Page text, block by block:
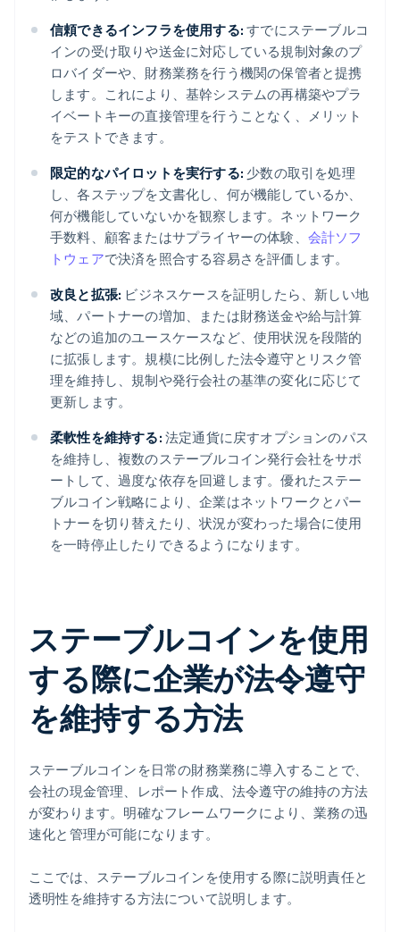
信頼できるインフラを使用する: すでにステーブルコ
インの受け取りや送金に対応している規制対象のプ
ロバイダーや、財務業務を行う機関の保管者と提携
します。これにより、基幹システムの再構築やプラ
イベートキーの直接管理を行うことなく、メリット
をテストできます。
限定的なパイロットを実行する: 少数の取引を処理
し、各ステップを文書化し、何が機能しているか、
何が機能していないかを観察します。ネットワーク
手数料、顧客またはサプライヤーの体験、 会計ソフ
トウェアで決済を照合する容易さを評価します。
改良と拡張: ビジネスケースを証明したら、新しい地
域、パートナーの増加、または財務送金や給与計算
などの追加のユースケースなど、使用状況を段階的
に拡張します。規模に比例した法令遵守とリスク管
理を維持し、規制や発行会社の基準の変化に応じて
更新します。
柔軟性を維持する: 法定通貨に戻すオプションのパス
を維持し、複数のステーブルコイン発行会社をサポ
ートして、過度な依存を回避します。優れたステー
ブルコイン戦略により、企業はネットワークとパー
トナーを切り替えたり、状況が変わった場合に使用
を一時停止したりできるようになります。
ステーブルコインを使用
する際に企業が法令遵守
を維持する方法
ステーブルコインを日常の財務業務に導入することで、
会社の現金管理、レポート作成、法令遵守の維持の方法
が変わります。明確なフレームワークにより、業務の迅
速化と管理が可能になります。
ここでは、ステーブルコインを使用する際に説明責任と
透明性を維持する方法について説明します。